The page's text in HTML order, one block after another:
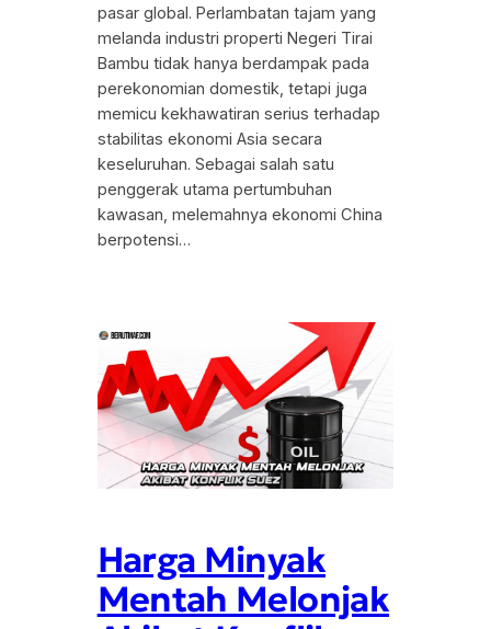
pasar global. Perlambatan tajam yang
melanda industri properti Negeri Tirai
Bambu tidak hanya berdampak pada
perekonomian domestik, tetapi juga
memicu kekhawatiran serius terhadap
stabilitas ekonomi Asia secara
keseluruhan. Sebagai salah satu
penggerak utama pertumbuhan
kawasan, melemahnya ekonomi China
berpotensi…
Harga Minyak
Mentah Melonjak